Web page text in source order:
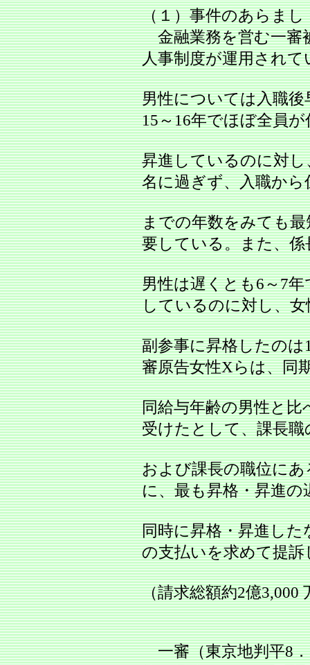
（１）事件のあらまし
金融業務を営む一審
人事制度が運用されて
男性については入職
15～16年でほぼ全員が
昇進しているのに対
名に過ぎず、入職から
までの年数をみても最
要している。また、係
男性は遅くとも6～7
しているのに対し、女
副参事に昇格したの
審原告女性Xらは、同
同給与年齢の男性と
受けたとして、課長職
および課長の職位に
に、最も昇格・昇進の
同時に昇格・昇進し
の支払いを求めて提訴
（請求総額約2億3,000
一審（東京地判平8．